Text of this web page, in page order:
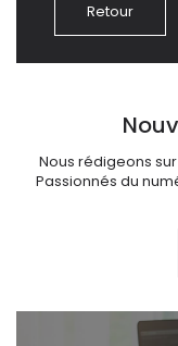
Retour
Nous rédigeons
Passionnés du